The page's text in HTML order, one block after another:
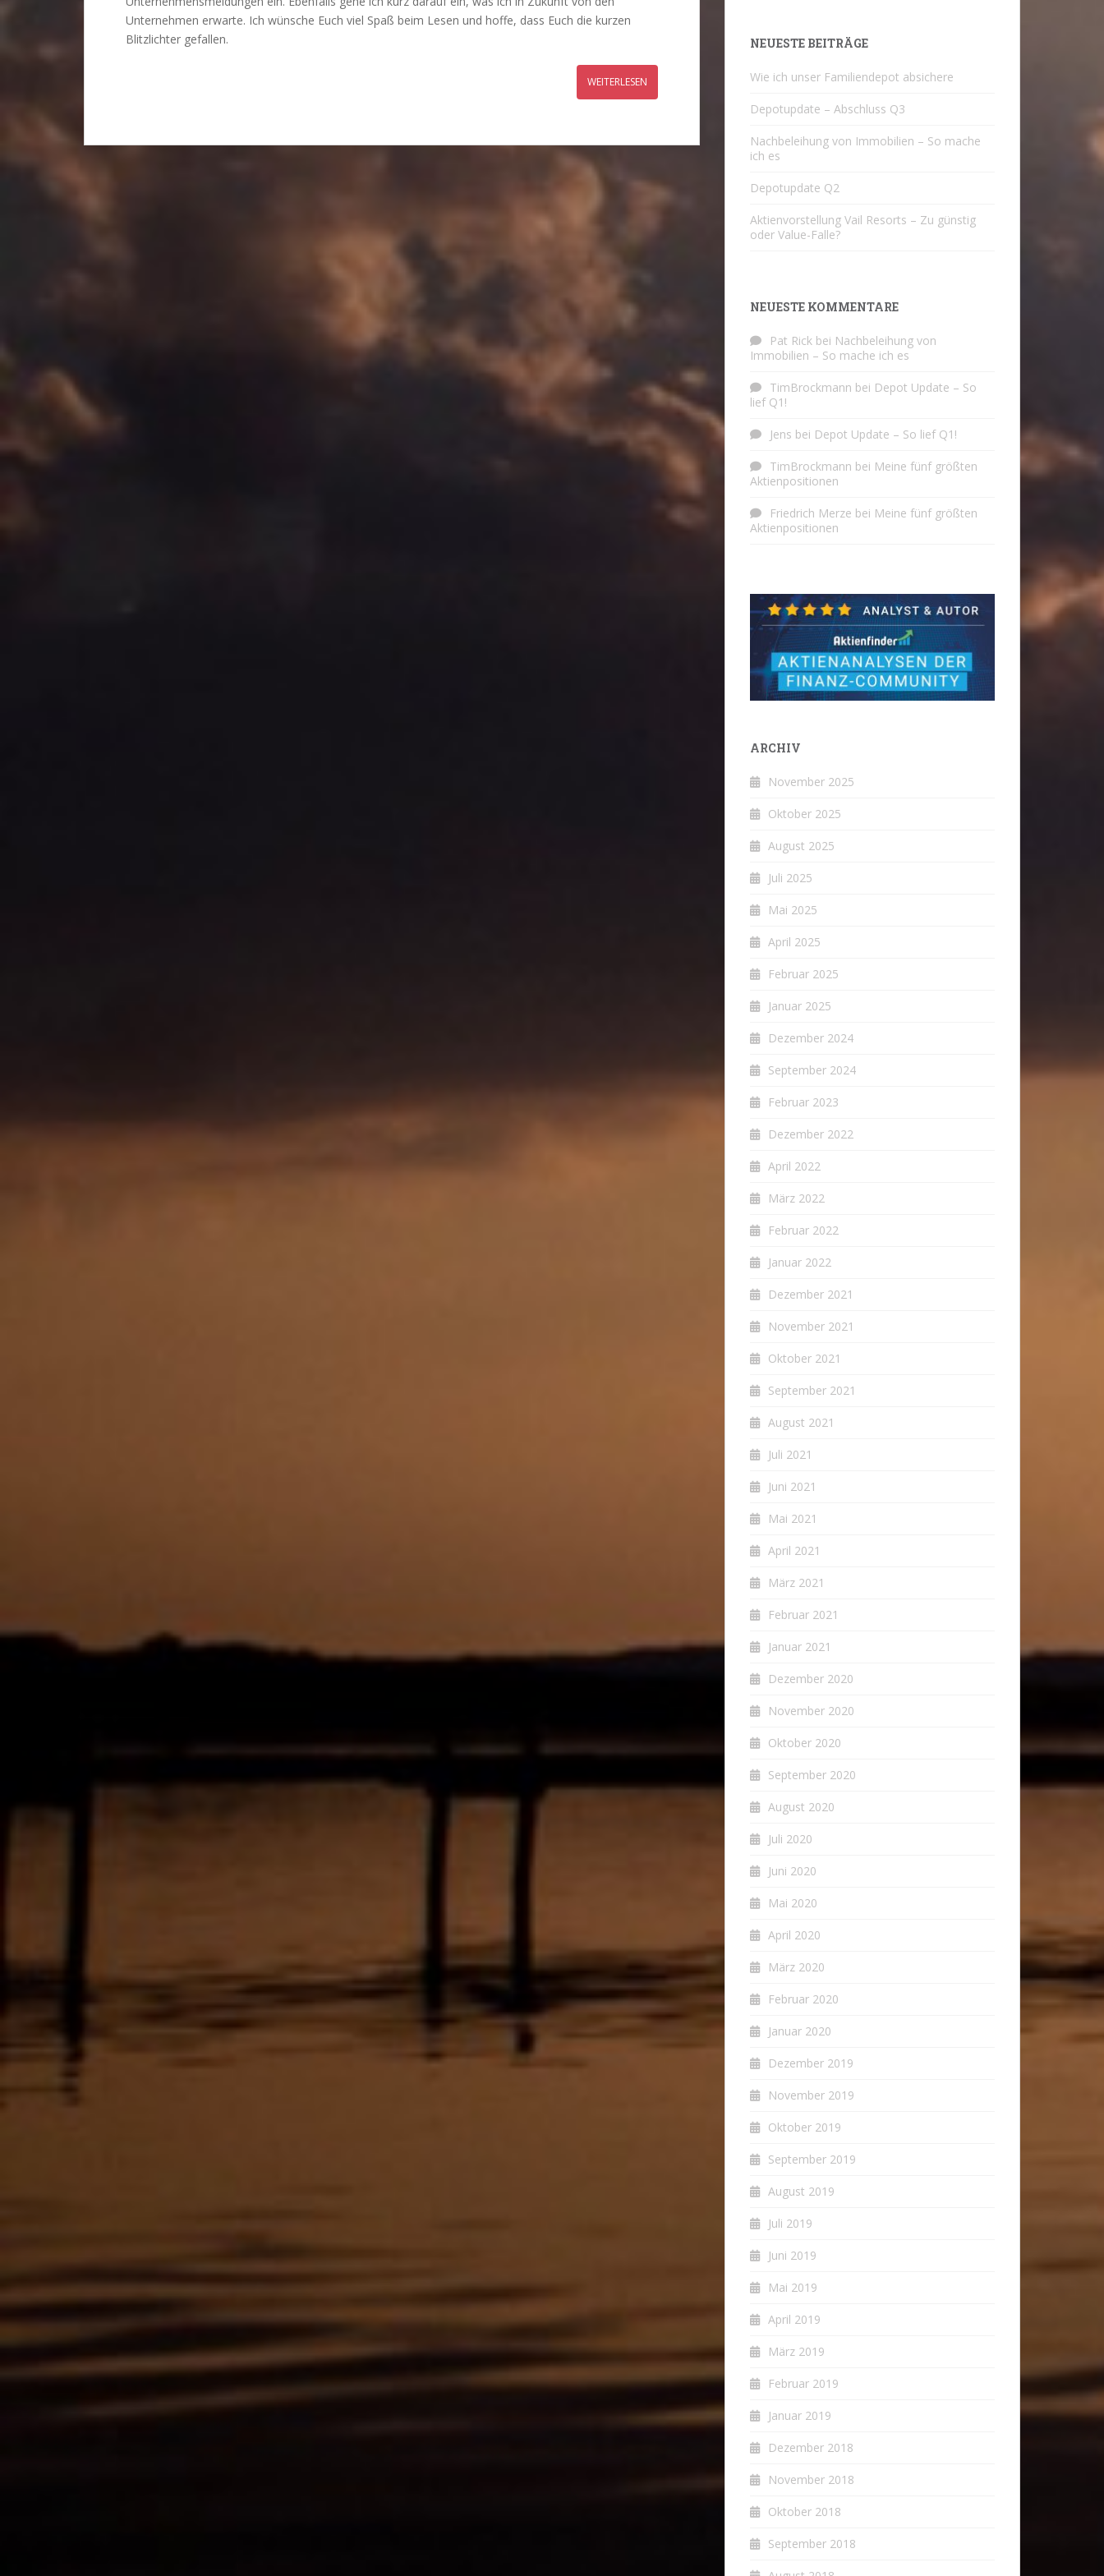
Unternehmen erwarte. Ich wünsche Euch viel Spaß beim Lesen und hoffe, dass Euch die kurzen
Blitzlichter gefallen.
WEITERLESEN
NEUESTE BEITRÄGE
Wie ich unser Familiendepot absichere
Depotupdate – Abschluss Q3
Nachbeleihung von Immobilien – So mache
ich es
Depotupdate Q2
Aktienvorstellung Vail Resorts – Zu günstig
oder Value-Falle?
NEUESTE KOMMENTARE
Pat Rick bei Nachbeleihung von
Immobilien – So mache ich es
TimBrockmann bei Depot Update – So
lief Q1!
Jens bei Depot Update – So lief Q1!
TimBrockmann bei Meine fünf größten
Aktienpositionen
Friedrich Merze bei Meine fünf größten
Aktienpositionen
ARCHIV
November 2025
Oktober 2025
August 2025
Juli 2025
Mai 2025
April 2025
Februar 2025
Januar 2025
Dezember 2024
September 2024
Februar 2023
Dezember 2022
April 2022
März 2022
Februar 2022
Januar 2022
Dezember 2021
November 2021
Oktober 2021
September 2021
August 2021
Juli 2021
Juni 2021
Mai 2021
April 2021
März 2021
Februar 2021
Januar 2021
Dezember 2020
November 2020
Oktober 2020
September 2020
August 2020
Juli 2020
Juni 2020
Mai 2020
April 2020
März 2020
Februar 2020
Januar 2020
Dezember 2019
November 2019
Oktober 2019
September 2019
August 2019
Juli 2019
Juni 2019
Mai 2019
April 2019
März 2019
Februar 2019
Januar 2019
Dezember 2018
November 2018
Oktober 2018
September 2018